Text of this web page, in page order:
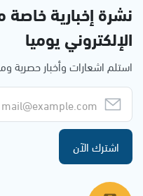
نشرة إخبارية خاصة
الإلكتروني يوميا
استلم اشعارات وأخبار
اشترك الآن